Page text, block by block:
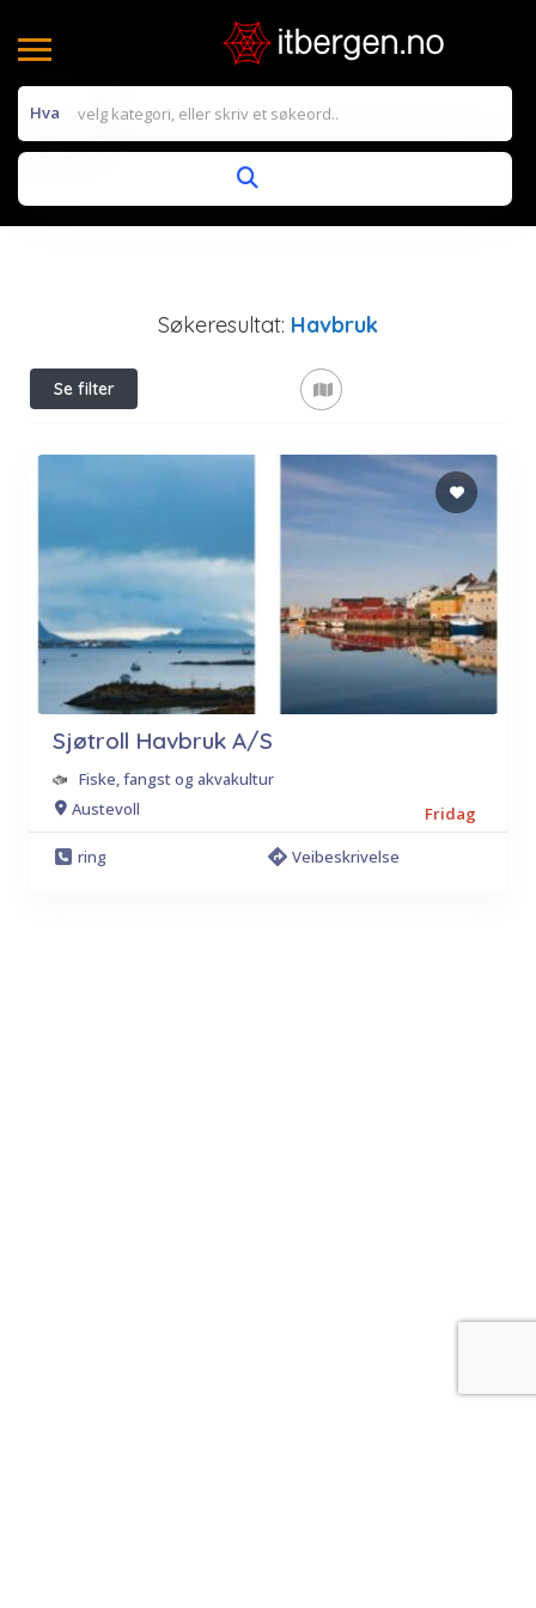
Hva
Søkeresultat: Havbruk
Se filter
Sjøtroll Havbruk A/S
Fiske, fangst og akvakultur
Austevoll
Fridag
ring
Veibeskrivelse